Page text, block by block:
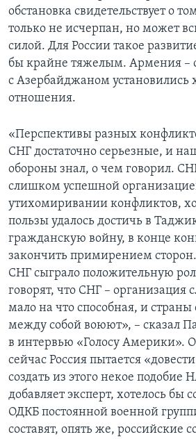
обстановка свидетельствует о
только не исчерпан, но может
силой. Для России такое
бы крайне тяжелым. Армения –
с Азербайджаном установились
отношения.
«Перспективы разных
СНГ достаточно серьезные, и
обороны знал, о чем говорил.
слишком успешной
утихомиривании конфликтов,
пользы удалось достичь в
гражданскую войну, в конце
закончить примирением
СНГ сыграло положительную
говорят, что СНГ – организация
мало на что способная, и страны
между собой воюют», – сказал
в интервью «Голосу Америки».
сейчас Россия пытается
создать из этого некое подобие
добавляет эксперт, хотелось бы
ОДКБ постоянной военной
составят, опять же, российские